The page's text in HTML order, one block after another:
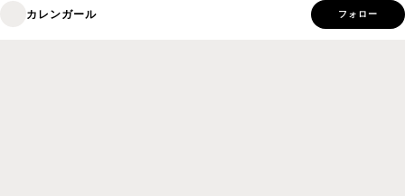
カレンガール フォロー